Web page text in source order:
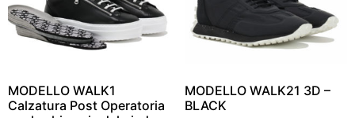
MODELLO WALK1
Calzatura Post Operatoria
MODELLO WALK21 3D –
BLACK